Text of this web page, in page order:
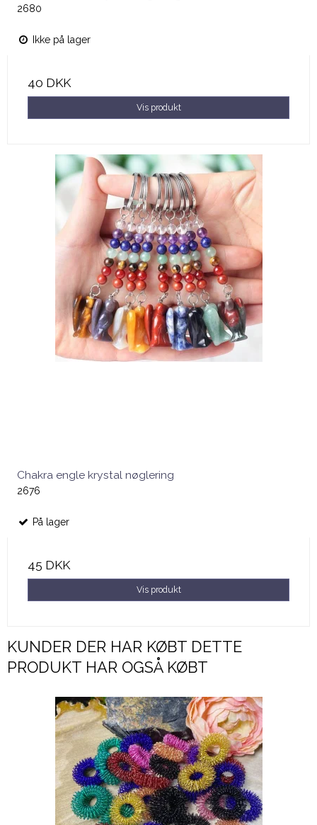
2680
Ikke på lager
40 DKK
Vis produkt
Chakra engle krystal nøglering
2676
På lager
45 DKK
Vis produkt
KUNDER DER HAR KØBT DETTE
PRODUKT HAR OGSÅ KØBT